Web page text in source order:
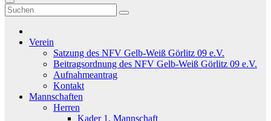
Verein
Satzung des NFV Gelb-Weiß Görlitz 09 e.V.
Beitragsordnung des NFV Gelb-Weiß Görlitz 09 e.V.
Aufnahmeantrag
Kontakt
Mannschaften
Herren
Kader 1. Mannschaft